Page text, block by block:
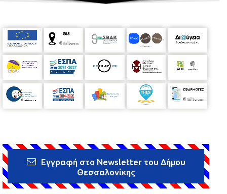
Εγγραφή στο Newsletter του Δήμου
Θεσσαλονίκης